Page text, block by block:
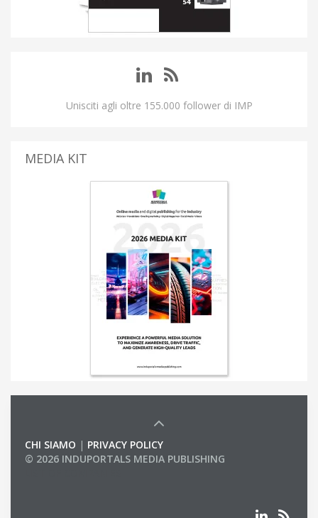
Unisciti agli oltre 155.000 follower di IMP
MEDIA KIT
CHI SIAMO | PRIVACY POLICY
© 2026 INDUPORTALS MEDIA PUBLISHING